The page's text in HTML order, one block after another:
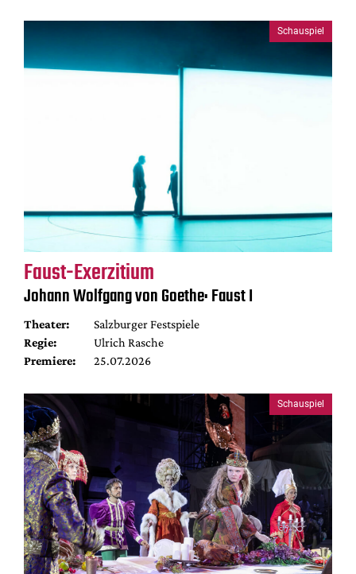
Schauspiel
Faust-Exerzitium
Johann Wolfgang von Goethe: Faust I
Theater:
Salzburger Festspiele
Regie:
Ulrich Rasche
Premiere:
25.07.2026
Schauspiel